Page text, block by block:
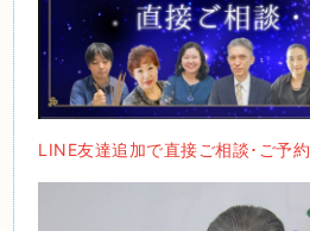
LINE友達追加で直接ご相談･ご予約